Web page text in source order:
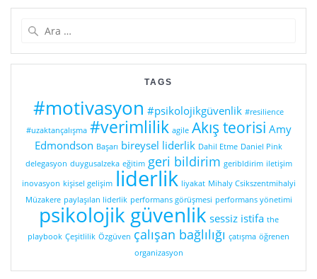
TAGS
#motivasyon #psikolojikgüvenlik #resilience
#uzaktançalışma #verimlilik agile Akış teorisi Amy
Edmondson Başarı bireysel liderlik Dahil Etme Daniel Pink
delegasyon duygusalzeka eğitim geri bildirim geribldirim iletişim
inovasyon kişisel gelişim liderlik liyakat Mihaly Csikszentmihalyi
Müzakere paylaşılan liderlik performans görüşmesi performans yönetimi
psikolojik güvenlik sessiz istifa the
playbook Çeşitlilik Özgüven çalışan bağlılığı çatışma öğrenen
organizasyon